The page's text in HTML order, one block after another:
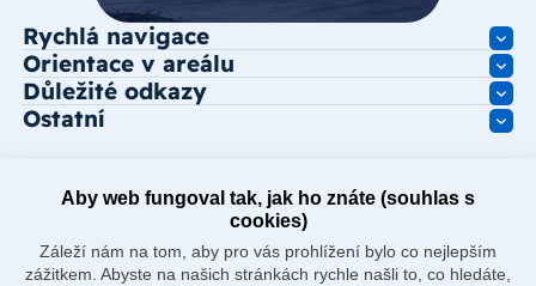
Rychlá navigace
Orientace v areálu
Důležité odkazy
Ostatní
Aby web fungoval tak, jak ho znáte (souhlas s
cookies)
Záleží nám na tom, aby pro vás prohlížení bylo co nejlepším
zážitkem. Abyste na našich stránkách rychle našli to, co hledáte,